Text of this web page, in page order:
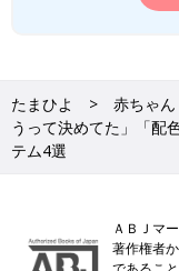
たまひよ 赤ちゃん
うって決めてた」「配
テム4選
ＡＢＪマ
著作権者